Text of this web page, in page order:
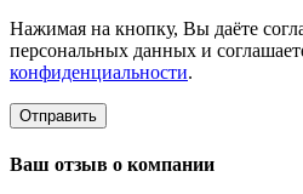
Нажимая на кнопку, Вы даёте
персональных данных и
конфиденциальности.
Отправить
Ваш отзыв о компании